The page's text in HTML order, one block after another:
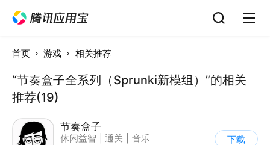
首页 游戏 相关推荐
“节奏盒子全系列（Sprunki新模组）”的相关
推荐(19)
节奏盒子
休闲益智 通关
音乐
下载